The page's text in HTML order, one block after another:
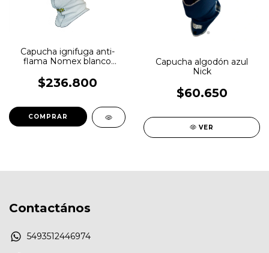
Capucha ignifuga anti-
flama Nomex blanco
$236.800
Capucha algodón azul
Nick
$60.650
VER
Contactános
5493512446974